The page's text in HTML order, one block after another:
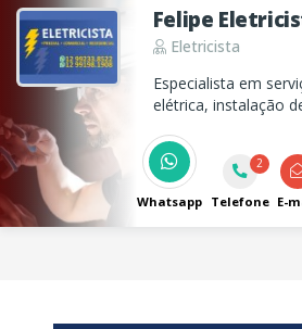
Felipe
Eletricista
Especialista em
elétrica, instalação
Whatsapp
2
Telefone E-